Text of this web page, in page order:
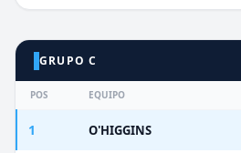
GRUPO C
POS EQUIPO
1 O'HIGGINS